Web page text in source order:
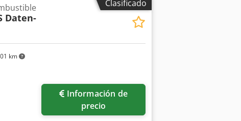
Clasificado
km
Daten-
precio